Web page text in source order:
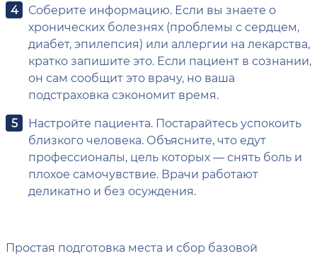
Соберите информацию. Если вы знаете о
хронических болезнях (проблемы с сердцем,
диабет, эпилепсия) или аллергии на лекарства,
кратко запишите это. Если пациент в сознании,
он сам сообщит это врачу, но ваша
подстраховка сэкономит время.
Настройте пациента. Постарайтесь успокоить
близкого человека. Объясните, что едут
профессионалы, цель которых — снять боль и
плохое самочувствие. Врачи работают
деликатно и без осуждения.
Простая подготовка места и сбор базовой